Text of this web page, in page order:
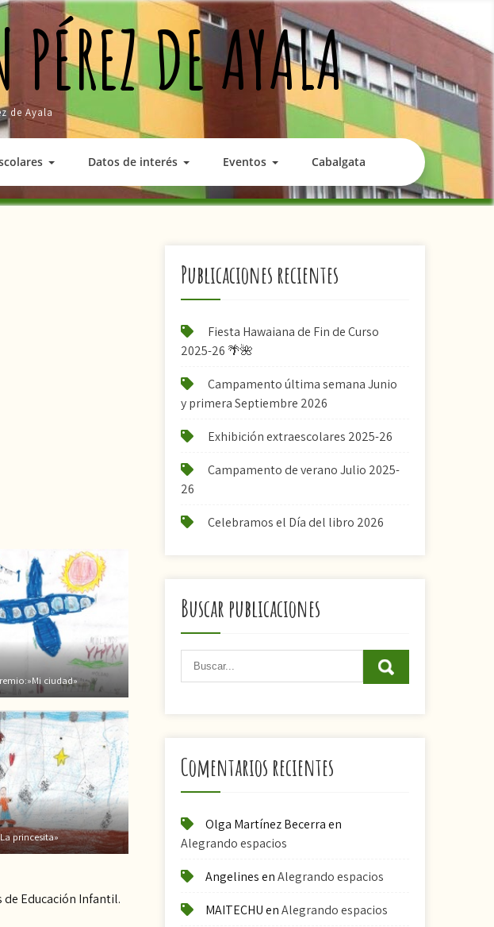
DE AYALA
de Ayala
Datos de interés Eventos Cabalgata
ciudad»
princesita»
Educación Infantil.
Publicaciones recientes
Fiesta Hawaiana de Fin de Curso
2025-26 🌴🌺
Campamento última semana Junio
y primera Septiembre 2026
Exhibición extraescolares 2025-26
Campamento de verano Julio 2025-
26
Celebramos el Día del libro 2026
Buscar publicaciones
Comentarios recientes
Olga Martínez Becerraen
Alegrando espacios
AngelinesenAlegrando espacios
MAITECHUenAlegrando espacios